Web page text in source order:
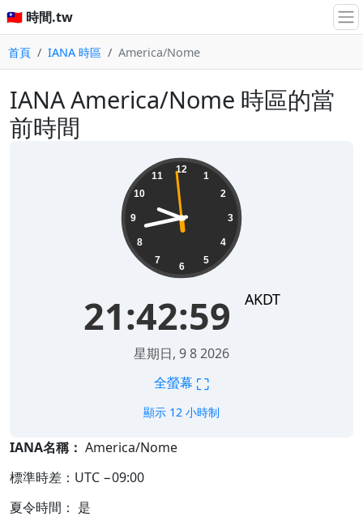
🇹🇼 時間.tw
首頁 IANA 時區 America/Nome
IANA America/Nome 時區的當
前時間
12
1
2
3
4
5
6
7
8
9
10
11
21:42:59 AKDT
星期日, 9 8 2026
全螢幕 ⛶
顯示 12 小時制
IANA名稱： America/Nome
標準時差：UTC −09:00
夏令時間： 是